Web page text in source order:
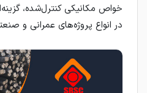
خواص مکانیکی کنترل‌شده،
در انواع پروژه‌های عمرانی و